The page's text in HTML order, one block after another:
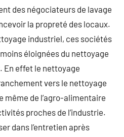
des négociateurs de lavage
la propreté des locaux.
industriel, ces sociétés
éloignées du nettoyage
En effet le nettoyage
vers le nettoyage
même de l’agro-alimentaire
proches de l’industrie.
dans l’entretien après